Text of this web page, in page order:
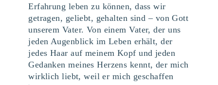
Erfahrung leben zu können, dass wir
getragen, geliebt, gehalten sind – von Gott
unserem Vater. Von einem Vater, der uns
jeden Augenblick im Leben erhält, der
jedes Haar auf meinem Kopf und jeden
Gedanken meines Herzens kennt, der mich
wirklich liebt, weil er mich geschaffen